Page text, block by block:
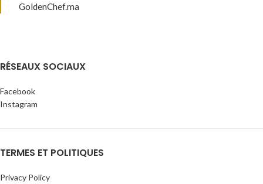
GoldenChef.ma
RÉSEAUX SOCIAUX
Facebook
Instagram
TERMES ET POLITIQUES
Privacy Policy